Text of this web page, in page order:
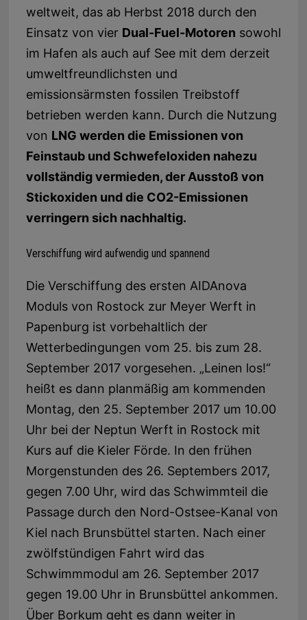
weltweit, das ab Herbst 2018 durch den
Einsatz von vier Dual-Fuel-Motoren sowohl
im Hafen als auch auf See mit dem derzeit
umweltfreundlichsten und
emissionsärmsten fossilen Treibstoff
betrieben werden kann. Durch die Nutzung
von LNG werden die Emissionen von
Feinstaub und Schwefeloxiden nahezu
vollständig vermieden, der Ausstoß von
Stickoxiden und die CO2-Emissionen
verringern sich nachhaltig.
Verschiffung wird aufwendig und spannend
Die Verschiffung des ersten AIDAnova
Moduls von Rostock zur Meyer Werft in
Papenburg ist vorbehaltlich der
Wetterbedingungen vom 25. bis zum 28.
September 2017vorgesehen. „Leinen los!“
heißt es dann planmäßig am kommenden
Montag, den 25. September 2017um 10.00
Uhr bei der Neptun Werft in Rostock mit
Kurs auf die Kieler Förde. In den frühen
Morgenstunden des 26. Septembers 2017,
gegen 7.00 Uhr, wird das Schwimmteil die
Passage durch den Nord-Ostsee-Kanal von
Kiel nach Brunsbüttel starten. Nach einer
zwölfstündigen Fahrt wird das
Schwimmmodul am 26. September 2017
gegen 19.00 Uhr in Brunsbüttel ankommen.
Über Borkum geht es dann weiter in